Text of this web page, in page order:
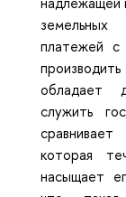
платежей с
обладает
служить
которая
насыщает